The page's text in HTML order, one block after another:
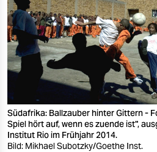
nord
wahrheit
verlag
veranstaltungen
shop
Südafrika: Ballzauber hinter Gittern -
Spiel hört auf, wenn es zuende ist",
Institut Rio im Frühjahr 2014.
Bild: Mikhael Subotzky/Goethe Inst.